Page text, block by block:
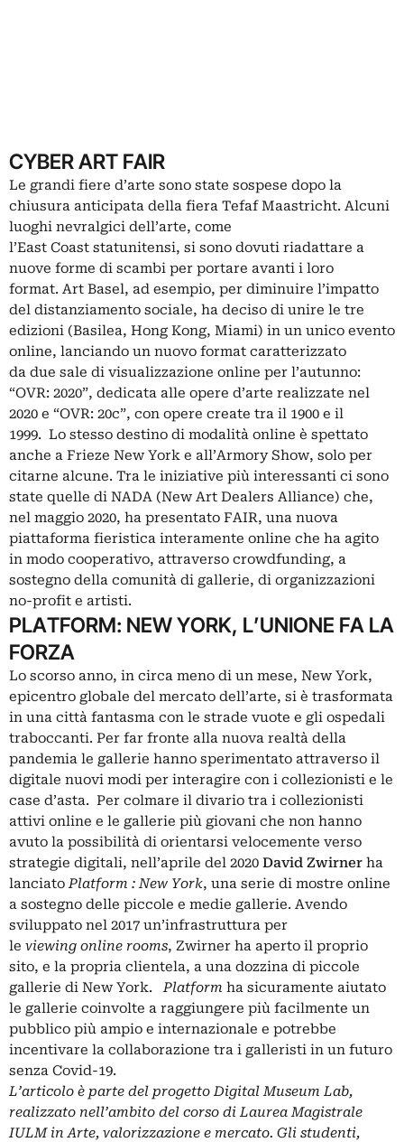
CYBER ART FAIR
Le grandi fiere d’arte sono state sospese dopo la
chiusura anticipata della fiera Tefaf Maastricht. Alcuni
luoghi nevralgici dell’arte, come
l’East Coast statunitensi, si sono dovuti riadattare a
nuove forme di scambi per portare avanti i loro
format. Art Basel, ad esempio, per diminuire l’impatto
del distanziamento sociale, ha deciso di unire le tre
edizioni (Basilea, Hong Kong, Miami) in un unico evento
online, lanciando un nuovo format caratterizzato
da due sale di visualizzazione online per l’autunno:
“OVR: 2020”, dedicata alle opere d’arte realizzate nel
2020 e “OVR: 20c”, con opere create tra il 1900 e il
1999. Lo stesso destino di modalità online è spettato
anche a Frieze New York e all’Armory Show, solo per
citarne alcune. Tra le iniziative più interessanti ci sono
state quelle di NADA (New Art Dealers Alliance) che,
nel maggio 2020, ha presentato FAIR, una nuova
piattaforma fieristica interamente online che ha agito
in modo cooperativo, attraverso crowdfunding, a
sostegno della comunità di gallerie, di organizzazioni
no-profit e artisti.
PLATFORM: NEW YORK, L’UNIONE FA LA
FORZA
Lo scorso anno, in circa meno di un mese, New York,
epicentro globale del mercato dell’arte, si è trasformata
in una città fantasma con le strade vuote e gli ospedali
traboccanti. Per far fronte alla nuova realtà della
pandemia le gallerie hanno sperimentato attraverso il
digitale nuovi modi per interagire con i collezionisti e le
case d’asta. Per colmare il divario tra i collezionisti
attivi online e le gallerie più giovani che non hanno
avuto la possibilità di orientarsi velocemente verso
strategie digitali, nell’aprile del 2020 David Zwirner ha
lanciatoPlatform : New York, una serie di mostre online
a sostegno delle piccole e medie gallerie. Avendo
sviluppato nel 2017 un’infrastruttura per
le viewing online rooms, Zwirner ha aperto il proprio
sito, e la propria clientela, a una dozzina di piccole
gallerie di New York.Platform ha sicuramente aiutato
le gallerie coinvolte a raggiungere più facilmente un
pubblico più ampio e internazionale e potrebbe
incentivare la collaborazione tra i galleristi in un futuro
senza Covid-19.
L’articolo è parte del progettoDigital Museum Lab,
realizzato nell’ambito del corso diLaurea Magistrale
IULM in Arte, valorizzazione e mercato. Gli studenti,